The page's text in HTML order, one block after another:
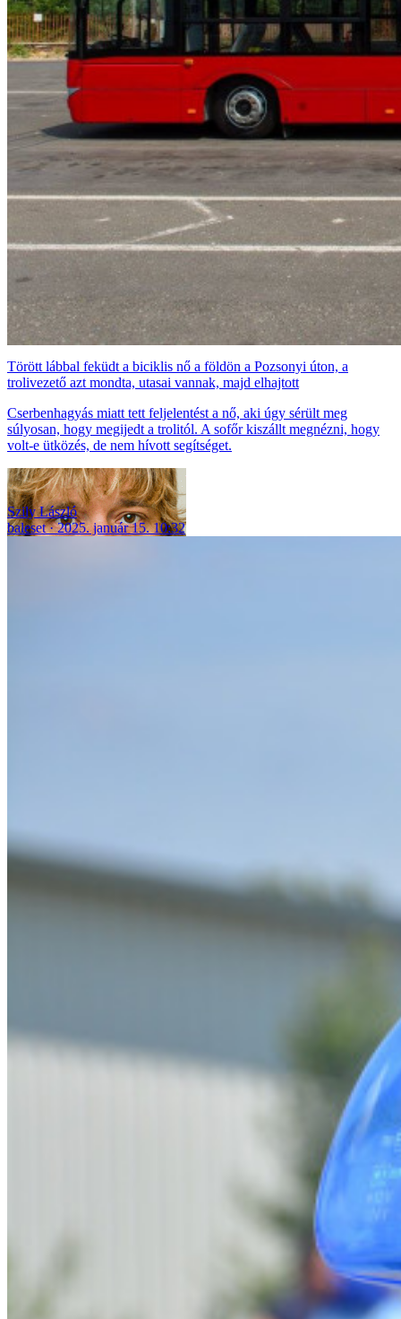
Törött lábbal feküdt a biciklis nő a földön a Pozsonyi úton, a
trolivezető azt mondta, utasai vannak, majd elhajtott
Cserbenhagyás miatt tett feljelentést a nő, aki úgy sérült meg
súlyosan, hogy megijedt a trolitól. A sofőr kiszállt megnézni, hogy
volt-e ütközés, de nem hívott segítséget.
Szily László
baleset
2025. január 15. 10:32